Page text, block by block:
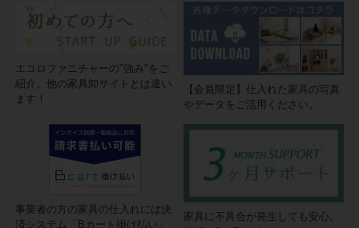
エコロファニチャーの"強み"をご
紹介。他の家具卸サイトとは違い
ます！
【会員限定】仕入れた家具の写真
やデータをご活用ください。
事業者の方の家具の仕入れには決
済システム「Bカート掛け払い」
家具に不具合が発生しても安心。